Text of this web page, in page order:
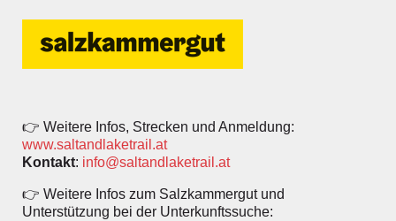
👉 Weitere Infos, Strecken und Anmeldung:
www.saltandlaketrail.at
Kontakt: info@saltandlaketrail.at
👉 Weitere Infos zum Salzkammergut und
Unterstützung bei der Unterkunftssuche: